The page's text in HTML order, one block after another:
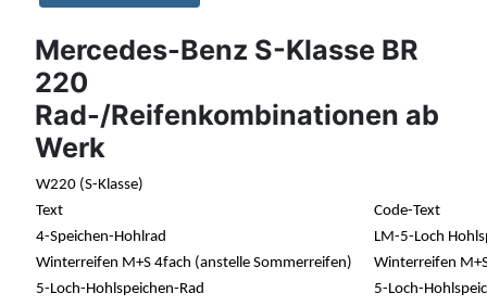
Mercedes-Benz S-Klasse BR
220
Rad-/Reifenkombinationen ab
Werk
W220 (S-Klasse)
Text
Code-Text
4-Speichen-Hohlrad
LM-5-Loch
Winterreifen M+S 4fach (anstelle Sommerreifen)
Winterreifen
5-Loch-Hohlspeichen-Rad
5-Loch-